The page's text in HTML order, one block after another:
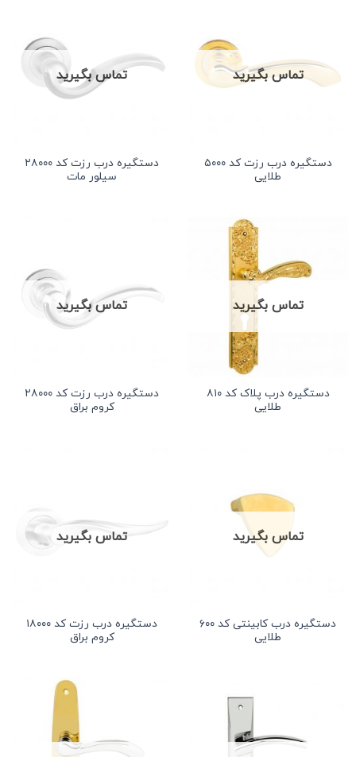
تماس بگیرید
دستگیره درب رزت کد ۵۰۰۰
طلایی
تماس بگیرید
دستگیره درب رزت کد ۲۸۰۰۰
سیلور مات
تماس بگیرید
دستگیره درب پلاک کد ۸۱۰
طلایی
تماس بگیرید
دستگیره درب رزت کد ۲۸۰۰۰
کروم براق
تماس بگیرید
دستگیره درب کابینتی کد ۶۰۰
طلایی
تماس بگیرید
دستگیره درب رزت کد ۱۸۰۰۰
کروم براق